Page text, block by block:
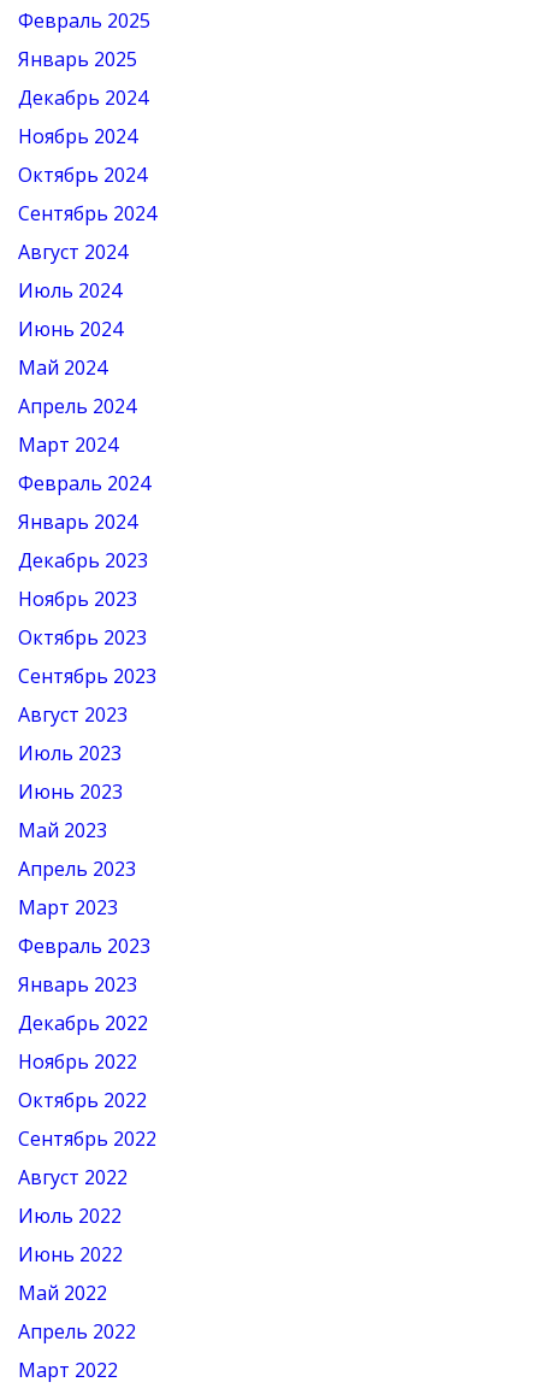
Февраль 2025
Январь 2025
Декабрь 2024
Ноябрь 2024
Октябрь 2024
Сентябрь 2024
Август 2024
Июль 2024
Июнь 2024
Май 2024
Апрель 2024
Март 2024
Февраль 2024
Январь 2024
Декабрь 2023
Ноябрь 2023
Октябрь 2023
Сентябрь 2023
Август 2023
Июль 2023
Июнь 2023
Май 2023
Апрель 2023
Март 2023
Февраль 2023
Январь 2023
Декабрь 2022
Ноябрь 2022
Октябрь 2022
Сентябрь 2022
Август 2022
Июль 2022
Июнь 2022
Май 2022
Апрель 2022
Март 2022